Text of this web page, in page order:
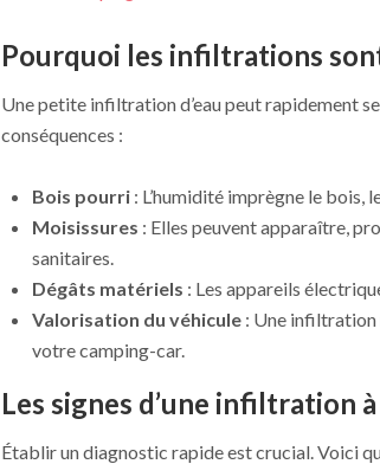
Pourquoi les infiltrations
Une petite infiltration d’eau peut rapidement
conséquences :
Bois pourri: L’humidité imprègne le bois,
Moisissures : Elles peuvent apparaître,
sanitaires.
Dégâts matériels : Les appareils
Valorisation du véhicule: Une infiltration
votre camping-car.
Les signes d’une infiltration
Établir un diagnostic rapide est crucial. Voici